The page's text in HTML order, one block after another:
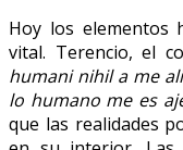
Hoy los elementos
vital. Terencio, el
humani nihil a me
lo humano me es
que las realidades